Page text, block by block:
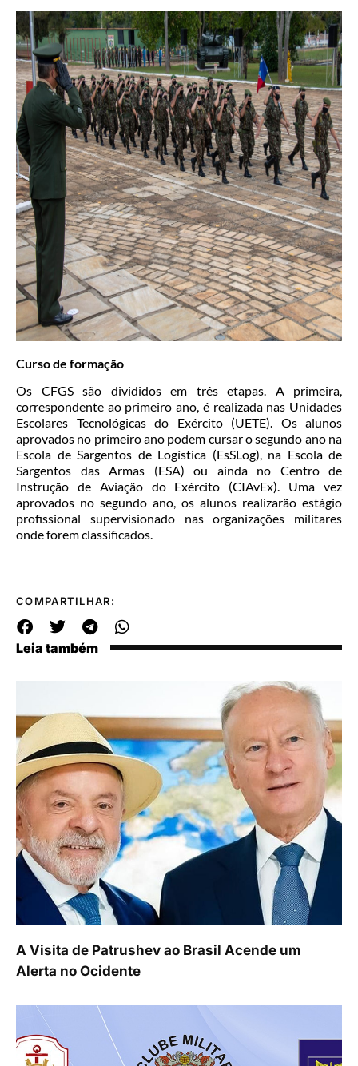
Curso de formação
Os CFGS são divididos em três etapas. A primeira,
correspondente ao primeiro ano, é realizada nas Unidades
Escolares Tecnológicas do Exército (UETE). Os alunos
aprovados no primeiro ano podem cursar o segundo ano na
Escola de Sargentos de Logística (EsSLog), na Escola de
Sargentos das Armas (ESA) ou ainda no Centro de
Instrução de Aviação do Exército (CIAvEx). Uma vez
aprovados no segundo ano, os alunos realizarão estágio
profissional supervisionado nas organizações militares
onde forem classificados.
COMPARTILHAR:
Leia também
A Visita de Patrushev ao Brasil Acende um
Alerta no Ocidente